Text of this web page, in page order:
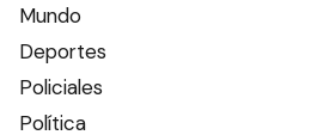
Mundo
Deportes
Policiales
Política